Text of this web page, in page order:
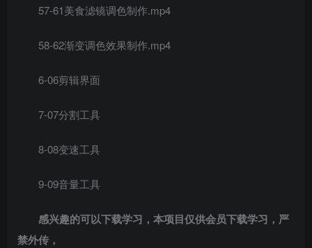
57-61美食滤镜调色制作.mp4
58-62渐变调色效果制作.mp4
6-06剪辑界面
7-07分割工具
8-08变速工具
9-09音量工具
感兴趣的可以下载学习，本项目仅供会员下载学习，严
禁外传，